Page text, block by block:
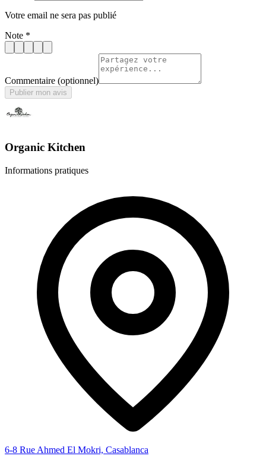
Votre email ne sera pas publié
Note *
Commentaire (optionnel)
Publier mon avis
Organic Kitchen
Informations pratiques
6-8 Rue Ahmed El Mokri, Casablanca